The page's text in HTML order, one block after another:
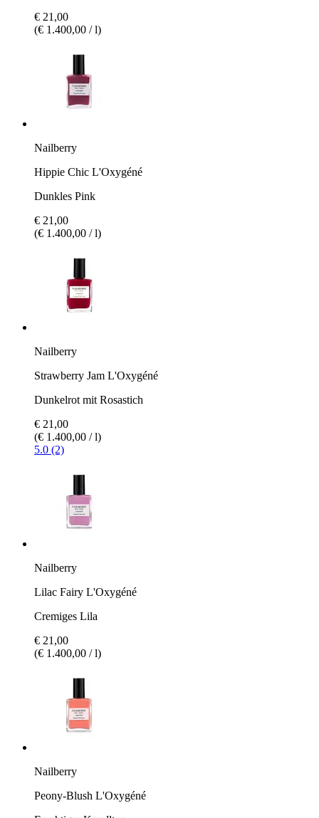
€ 21,00
(€ 1.400,00 / l)
Nailberry
Hippie Chic L'Oxygéné
Dunkles Pink
€ 21,00
(€ 1.400,00 / l)
Nailberry
Strawberry Jam L'Oxygéné
Dunkelrot mit Rosastich
€ 21,00
(€ 1.400,00 / l)
5.0 (2)
Nailberry
Lilac Fairy L'Oxygéné
Cremiges Lila
€ 21,00
(€ 1.400,00 / l)
Nailberry
Peony-Blush L'Oxygéné